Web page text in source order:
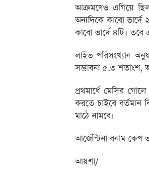
আক্রমণেও এগিয়ে
অন্যদিকে কাবো
কাবো ভার্দে ৪টি।
লাইভ পরিসংখ্যান
সম্ভাবনা ৫.৩ শতাংশ,
প্রথমার্ধে মেসির
করতে চাইবে বর্তমান
মাঠে নামবে।
আর্জেন্টিনা বনাম কেপ
আয়শা/